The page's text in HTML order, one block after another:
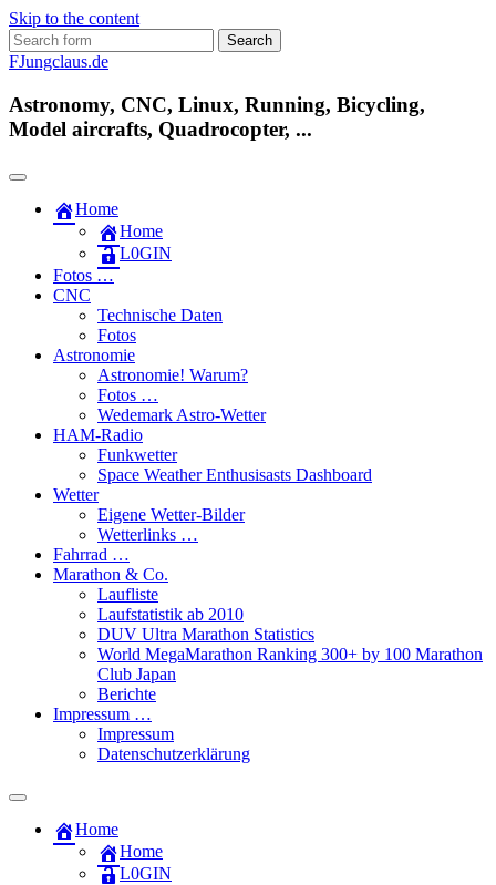
Skip to the content
Search
for:
FJungclaus.de
Astronomy, CNC, Linux, Running, Bicycling,
Model aircrafts, Quadrocopter, ...
Home
Home
L​0​​GIN
Fotos …
CNC
Technische Daten
Fotos
Astronomie
Astronomie! Warum?
Fotos …
Wedemark Astro-Wetter
HAM-Radio
Funkwetter
Space Weather Enthusisasts Dashboard
Wetter
Eigene Wetter-Bilder
Wetterlinks …
Fahrrad …
Marathon & Co.
Laufliste
Laufstatistik ab 2010
DUV Ultra Marathon Statistics
World MegaMarathon Ranking 300+ by 100 Marathon
Club Japan
Berichte
Impressum …
Impressum
Datenschutzerklärung
Toggle
field
Home
Home
L​0​​GIN